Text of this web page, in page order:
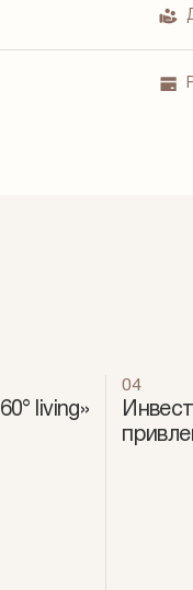
living»
04